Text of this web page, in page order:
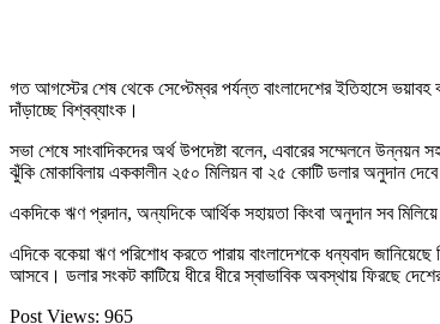
গত আগস্টের শেষ থেকে সেপ্টেম্বর পর্যন্ত বাংলাদেশের ইতিহাসে ভয়াবহ
দাঁড়াচ্ছে বিশ্বব্যাংক।
সভা শেষে সাংবাদিকদের অর্থ উপদেষ্টা বলেন, এবারের সম্মেলনে
ঝুঁকি মোকাবিলায় এককালীন ২৫০ মিলিয়ন বা ২৫ কোটি ডলার অনুদান দেবে
একদিকে ঋণ প্রদান, অন্যদিকে আর্থিক সহায়তা কিংবা অনুদান সব
এদিকে বকেয়া ঋণ পরিশোধ করতে পারায় বাংলাদেশকে ধন্যবাদ
আসবে। ডলার সংকট কাটিয়ে ধীরে ধীরে স্বাভাবিক অবস্থায় ফিরছে
Post Views: 965